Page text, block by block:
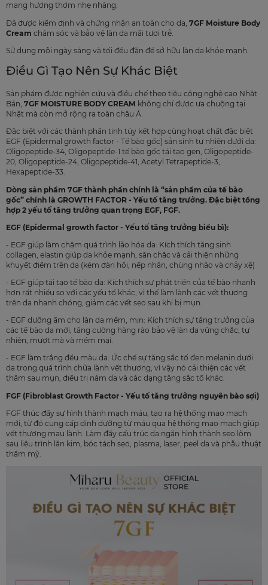
mang hương thơm nhẹ nhàng.
Đã được kiểm định và chứng nhận an toàn cho da, 7GF Moisture Body
Cream chăm sóc và bảo vệ làn da mãi tươi trẻ.
Sử dụng mỗi ngày sáng và tối đều đặn để sở hữu làn da khỏe mạnh.
Điều Gì Tạo Nên Sự Khác Biệt
Sản phẩm được nghiên cứu và điều chế theo tiêu công nghệ cao Nhật
Bản, 7GF MOISTURE BODY CREAM không chỉ được ưa chuộng tại
Nhật mà còn mở rộng ra toàn châu Á.
Đặc biệt với các thành phần tinh túy kết hợp cùng hoạt chất đặc biệt
EGF (Epidermal growth factor - Tế bào gốc) sản sinh tự nhiên dưới da:
Oligopeptide-34, Oligopeptide-1 tế bào gốc tái tạo gen, Oligopeptide-
20, Oligopeptide-24, Oligopeptide-41, Acetyl Tetrapeptide-3,
Hexapeptide-33.
Dòng sản phẩm 7GF thành phần chính là “sản phẩm của tế bào
gốc” chính là GROWTH FACTOR - Yếu tố tăng trưởng. Đặc biệt tổng
hợp 2 yếu tố tăng trưởng quan trọng EGF, FGF.
EGF (Epidermal growth factor - Yếu tố tăng trưởng biểu bì):
- EGF giúp làm chậm quá trình lão hóa da: Kích thích tăng sinh
collagen, elastin giúp da khỏe mạnh, săn chắc và cải thiện những
khuyết điểm trên da (kém đàn hồi, nếp nhăn, chùng nhão và chảy xệ)
- EGF giúp tái tạo tế bào da: Kích thích sự phát triển của tế bào nhanh
hơn rất nhiều so với các yếu tố khác, vì thế làm lành các vết thương
trên da nhanh chóng, giảm các vết sẹo sau khi bị mụn.
- EGF dưỡng ẩm cho làn da mềm, mịn: Kích thích sự tăng trưởng của
các tế bào da mới, tăng cường hàng rào bảo vệ làn da vững chắc, tự
nhiên, mượt mà và mềm mại.
- EGF làm trắng đều màu da: Ức chế sự tăng sắc tố đen melanin dưới
da trong quá trình chữa lành vết thương, vì vậy nó cải thiện các vết
thâm sau mụn, điều trị nám da và các dạng tăng sắc tố khác.
FGF (Fibroblast Growth Factor - Yếu tố tăng trưởng nguyên bào sợi)
FGF thúc đẩy sự hình thành mạch máu, tạo ra hệ thống mao mạch
mới, từ đó cung cấp dinh dưỡng từ máu qua hệ thống mao mạch giúp
vết thương mau lành. Làm đầy cấu trúc da ngăn hình thành sẹo lõm
sau liệu trình lăn kim, bóc tách sẹo, plasma, laser, peel da và phẫu thuật
thẩm mỹ.